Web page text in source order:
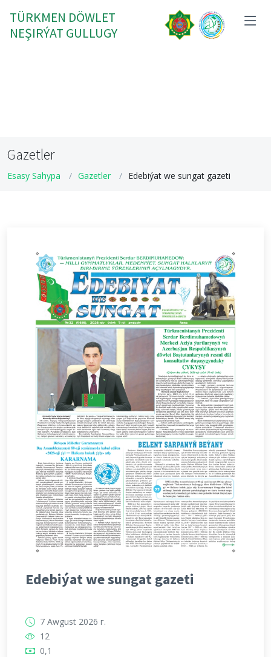
TÜRKMEN DÖWLET
NEŞIRÝAT GULLUGY
Gazetler
Esasy Sahypa Gazetler Edebiýat we sungat gazeti
Edebiýat we sungat gazeti
7 Awgust 2026 г.
12
0,1